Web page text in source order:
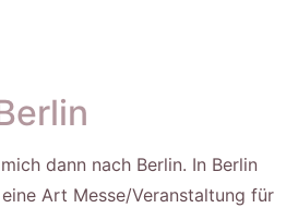
dann nach Berlin. In Berlin
Art Messe/Veranstaltung für